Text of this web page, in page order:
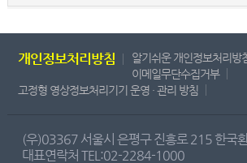
개인정보처리방침 알기쉬운 개인정보처리방
이메일무단수집거부
고정형 영상정보처리기기 운영 · 관리 방침
(우)03367 서울시 은평구 진흥로 215 한국
대표연락처 TEL:02-2284-1000